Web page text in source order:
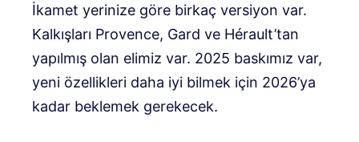
İkamet yerinize göre birkaç versiyon var.
Kalkışları Provence, Gard ve Hérault’tan
yapılmış olan elimiz var. 2025 baskımız var,
yeni özellikleri daha iyi bilmek için 2026’ya
kadar beklemek gerekecek.